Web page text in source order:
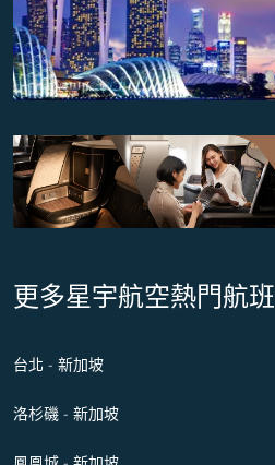
更多星宇航空熱門航班
台北 - 新加坡
洛杉磯 - 新加坡